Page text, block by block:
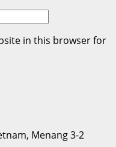
in this browser for